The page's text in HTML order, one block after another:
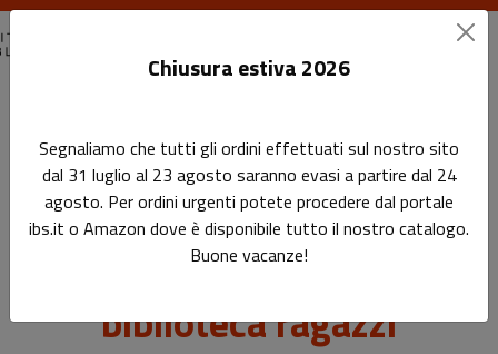
Come costruire uno scaffale multilingue in biblioteca ragazzi
Come costruire uno
scaffale multilingue in
biblioteca ragazzi
Chiusura estiva 2026
Segnaliamo che tutti gli ordini effettuati sul nostro sito
dal 31 luglio al 23 agosto saranno evasi a partire dal 24
agosto. Per ordini urgenti potete procedere dal portale
ibs.it o Amazon dove è disponibile tutto il nostro catalogo.
Buone vacanze!